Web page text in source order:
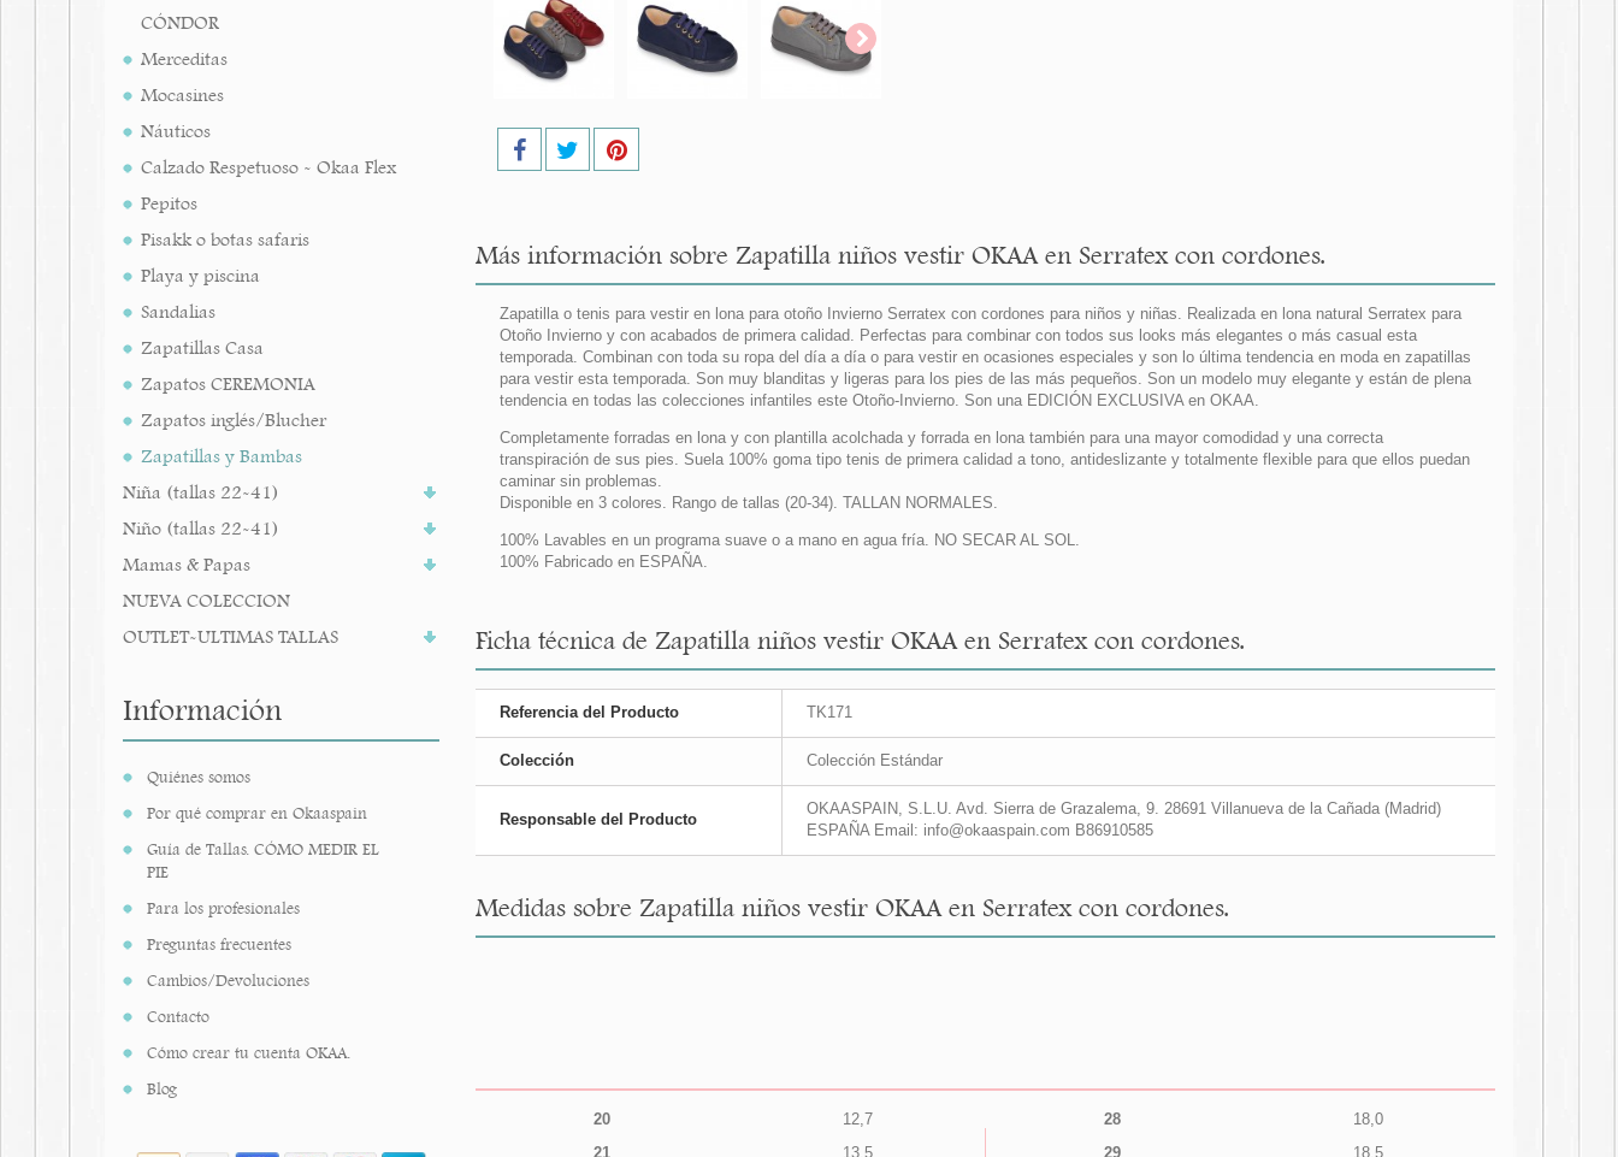
CÓNDOR
Merceditas
Mocasines
Náuticos
Calzado Respetuoso - Okaa Flex
Pepitos
Pisakk o botas safaris
Playa y piscina
Sandalias
Zapatillas Casa
Zapatos CEREMONIA
Zapatos inglés/Blucher
Zapatillas y Bambas
Niña (tallas 22-41)
Niño (tallas 22-41)
Mamas & Papas
NUEVA COLECCION
OUTLET-ULTIMAS TALLAS
Información
Quiénes somos
Por qué comprar en Okaaspain
Guía de Tallas. CÓMO MEDIR EL
PIE
Para los profesionales
Preguntas frecuentes
Cambios/Devoluciones
Contacto
Cómo crear tu cuenta OKAA.
Blog
Más información sobre Zapatilla niños vestir OKAA en Serratex con cordones.
Zapatilla o tenis para vestir en lona para otoño Invierno Serratex con cordones para niños y niñas. Realizada en lona natural Serratex para
Otoño Invierno y con acabados de primera calidad. Perfectas para combinar con todos sus looks más elegantes o más casual esta
temporada. Combinan con toda su ropa del día a día o para vestir en ocasiones especiales y son lo última tendencia en moda en zapatillas
para vestir esta temporada. Son muy blanditas y ligeras para los pies de las más pequeños. Son un modelo muy elegante y están de plena
tendencia en todas las colecciones infantiles este Otoño-Invierno. Son una EDICIÓN EXCLUSIVA en OKAA.
Completamente forradas en lona y con plantilla acolchada y forrada en lona también para una mayor comodidad y una correcta
transpiración de sus pies. Suela 100% goma tipo tenis de primera calidad a tono, antideslizante y totalmente flexible para que ellos puedan
caminar sin problemas.
Disponible en 3 colores. Rango de tallas (20-34). TALLAN NORMALES.
100% Lavables en un programa suave o a mano en agua fría. NO SECAR AL SOL.
100% Fabricado en ESPAÑA.
Ficha técnica de Zapatilla niños vestir OKAA en Serratex con cordones.
Referencia del Producto TK171
Colección Colección Estándar
Responsable del Producto
OKAASPAIN, S.L.U. Avd. Sierra de Grazalema, 9. 28691 Villanueva de la Cañada (Madrid)
ESPAÑA Email: info@okaaspain.com B86910585
Medidas sobre Zapatilla niños vestir OKAA en Serratex con cordones.
20
12,7
21
13,5
28
18,0
29
18,5